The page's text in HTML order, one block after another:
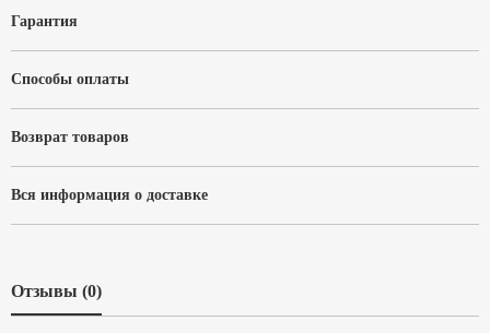
Гарантия
Способы оплаты
Возврат товаров
Вся информация о доставке
Отзывы (0)